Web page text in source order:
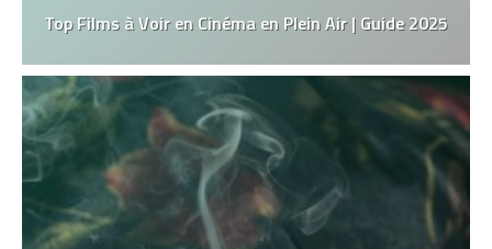
Top Films à Voir en Cinéma en Plein Air | Guide 2025